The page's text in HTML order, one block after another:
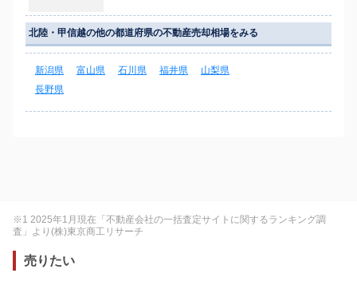
北陸・甲信越の他の都道府県の不動産売却相場をみる
新潟県 富山県 石川県 福井県
山梨県
長野県
※1 2025年1月現在「不動産会社の一括査定サイトに関するランキング調
査」より(株)東京商工リサーチ
売りたい